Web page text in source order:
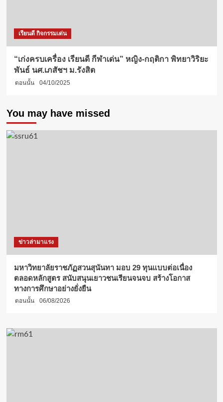
เรียนดี กิจกรรมเด่น
“เก่งครบเครื่อง เรียนดี กีฬาเด่น” หญิง-กฤติกา พิทยาวิริยะ
พันธ์ นศ.เภสัชฯ ม.รังสิต
ตอนนั้น 04/10/2025
You may have missed
ข่าวล่ามาแรง
มหาวิทยาลัยราชภัฏสวนสุนันทา มอบ 29 ทุนแบบต่อเนื่อง
ตลอดหลักสูตร สนับสนุนเยาวชนเรียนจนจบ สร้างโอกาส
ทางการศึกษาอย่างยั่งยืน
ตอนนั้น 06/08/2026